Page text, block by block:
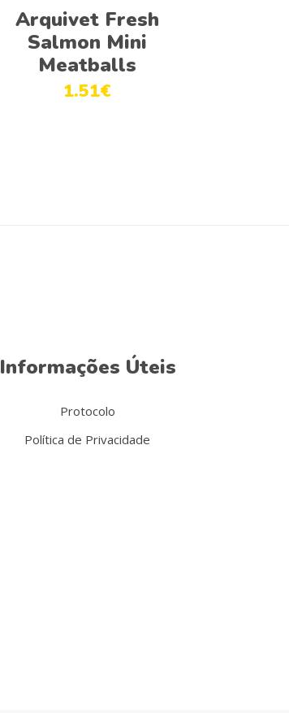
Adicionar
Arquivet Fresh
Salmon Mini
Meatballs
1.51€
Informações Úteis
Protocolo
Política de Privacidade